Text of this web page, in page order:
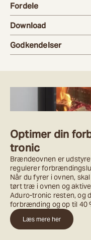
Fordele
Download
Godkendelser
Optimer din
tronic
Brændeovnen er
regulerer
Når du fyrer i ovnen,
tørt træ i ovnen og
Aduro-tronic resten, og
forbrænding og op til 40
Læs mere her